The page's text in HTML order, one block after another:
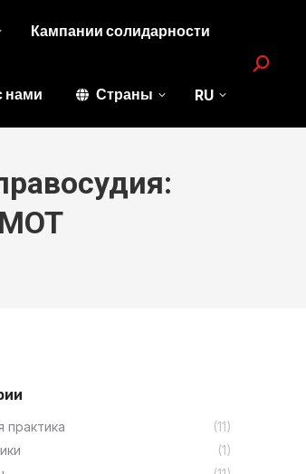
Кампании солидарности
нами Страны RU
Search:
МОТ
практика
(11)
(1)